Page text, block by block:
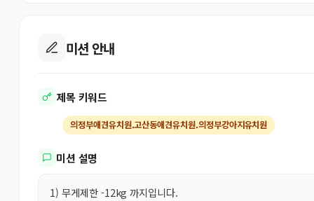
미션 안내
제목 키워드
의정부애견유치원.고산동애견유치원.의정부강아지유치원
미션 설명
1) 무게제한 -12kg 까지입니다.